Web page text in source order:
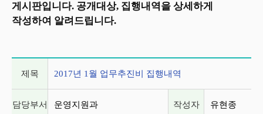
게시판입니다. 공개대상, 집행내역을 상세하게
작성하여 알려드립니다.
제목 2017년 1월 업무추진비 집행내역
담당부서 운영지원과 작성자 유현종